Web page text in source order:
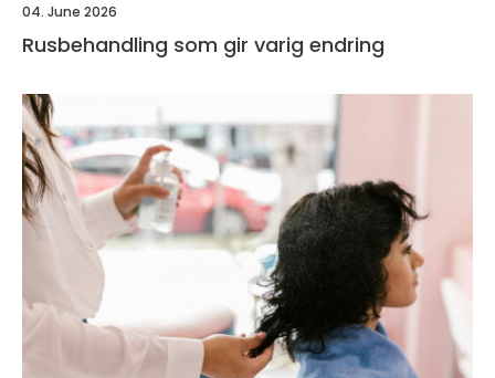
04. June 2026
Rusbehandling som gir varig endring